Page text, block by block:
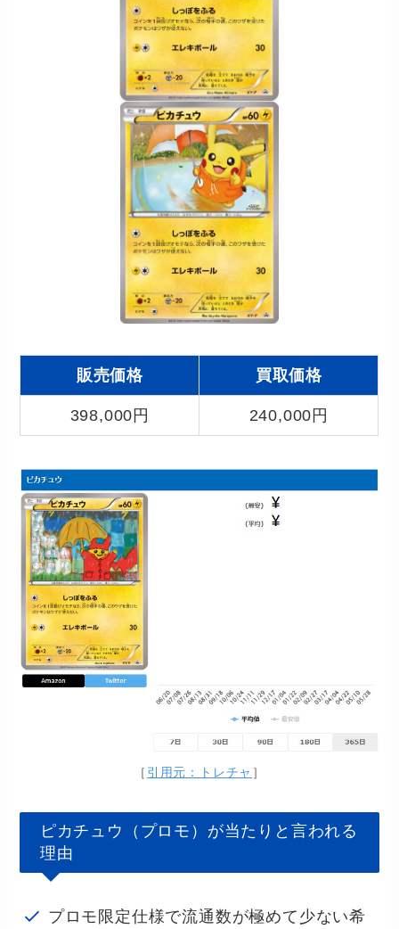
販売価格 買取価格
398,000円 240,000円
［ 引用元：トレチャ ］
ピカチュウ（プロモ）が当たりと言われる
理由
プロモ限定仕様で流通数が極めて少ない希